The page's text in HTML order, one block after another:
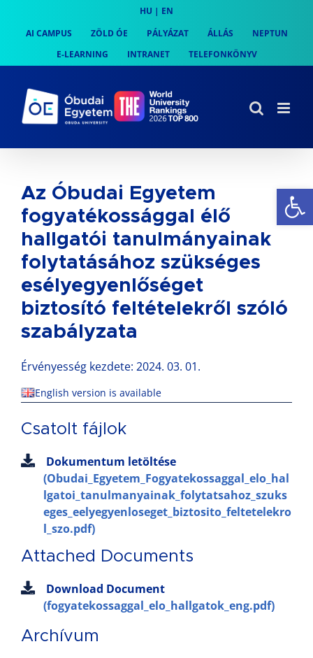
content
HU | EN
AI CAMPUS
ZÖLD ÓE PÁLYÁZAT ÁLLÁS
NEPTUN
E-LEARNING
INTRANET TELEFONKÖNYV
Az Óbudai Egyetem
fogyatékossággal élő
hallgatói tanulmányainak
folytatásához szükséges
esélyegyenlőséget
biztosító feltételekről szóló
szabályzata
Érvényesség kezdete: 2024. 03. 01.
English version is available
Csatolt fájlok
Dokumentum letöltése
(Obudai_Egyetem_Fogyatekossaggal_elo_hal
lgatoi_tanulmanyainak_folytatsahoz_szuks
eges_eelyegyenloseget_biztosito_feltetelekro
l_szo.pdf)
Attached Documents
Download Document
(fogyatekossaggal_elo_hallgatok_eng.pdf)
Archívum